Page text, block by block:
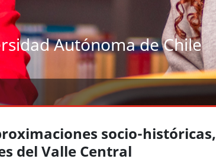
Autónoma de Chile
socio-históricas,
del Valle Central